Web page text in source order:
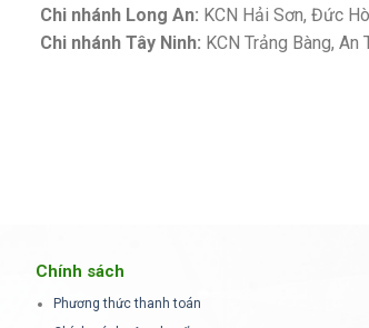
Chi nhánh Long An: KCN Hải Sơn, Đức
Chi nhánh Tây Ninh: KCN Trảng Bàng, An
Chính sách
Phương thức thanh toán